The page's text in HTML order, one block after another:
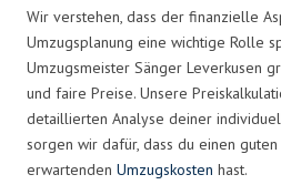
Wir verstehen, dass der finanzielle
Umzugsplanung eine wichtige Rolle
Umzugsmeister Sänger Leverkusen
und faire Preise. Unsere
detaillierten Analyse deiner
sorgen wir dafür, dass du einen
erwartenden Umzugskosten hast.